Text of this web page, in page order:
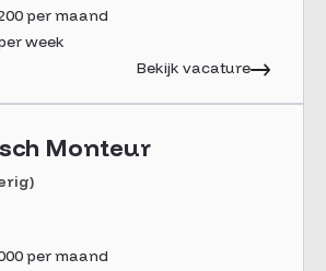
per maand
week
Bekijk vacature
Monteur
per maand